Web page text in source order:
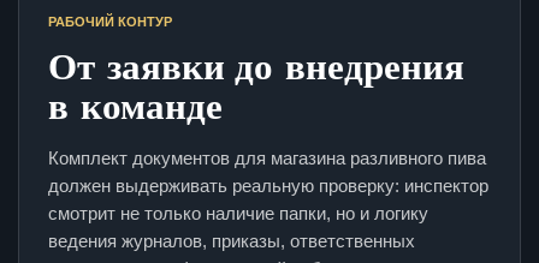
РАБОЧИЙ КОНТУР
От заявки до внедрения
в команде
Комплект документов для магазина разливного пива
должен выдерживать реальную проверку: инспектор
смотрит не только наличие папки, но и логику
ведения журналов, приказы, ответственных